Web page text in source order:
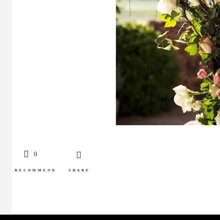
0
RECOMMEND SHARE